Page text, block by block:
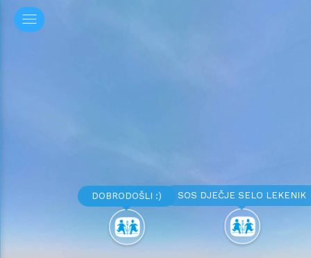
DOBRODOŠLI :) SOS DJEČJE SELO LEKENIK